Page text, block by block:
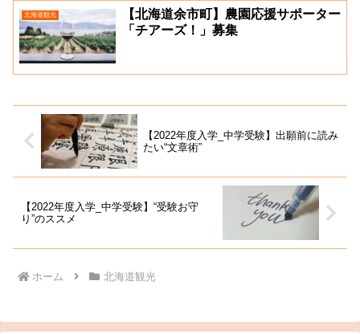
北海道観光
【北海道余市町】農園応援サポーター
「チアーズ！」募集
【2022年度入学_中学受験】出願前に読み
たい“文章術”
【2022年度入学_中学受験】“受験お守
り”のススメ
ホーム 北海道観光